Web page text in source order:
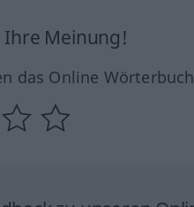
Ihre Meinung!
das Online